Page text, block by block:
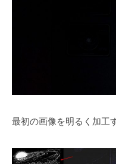
最初の画像を明るく加工